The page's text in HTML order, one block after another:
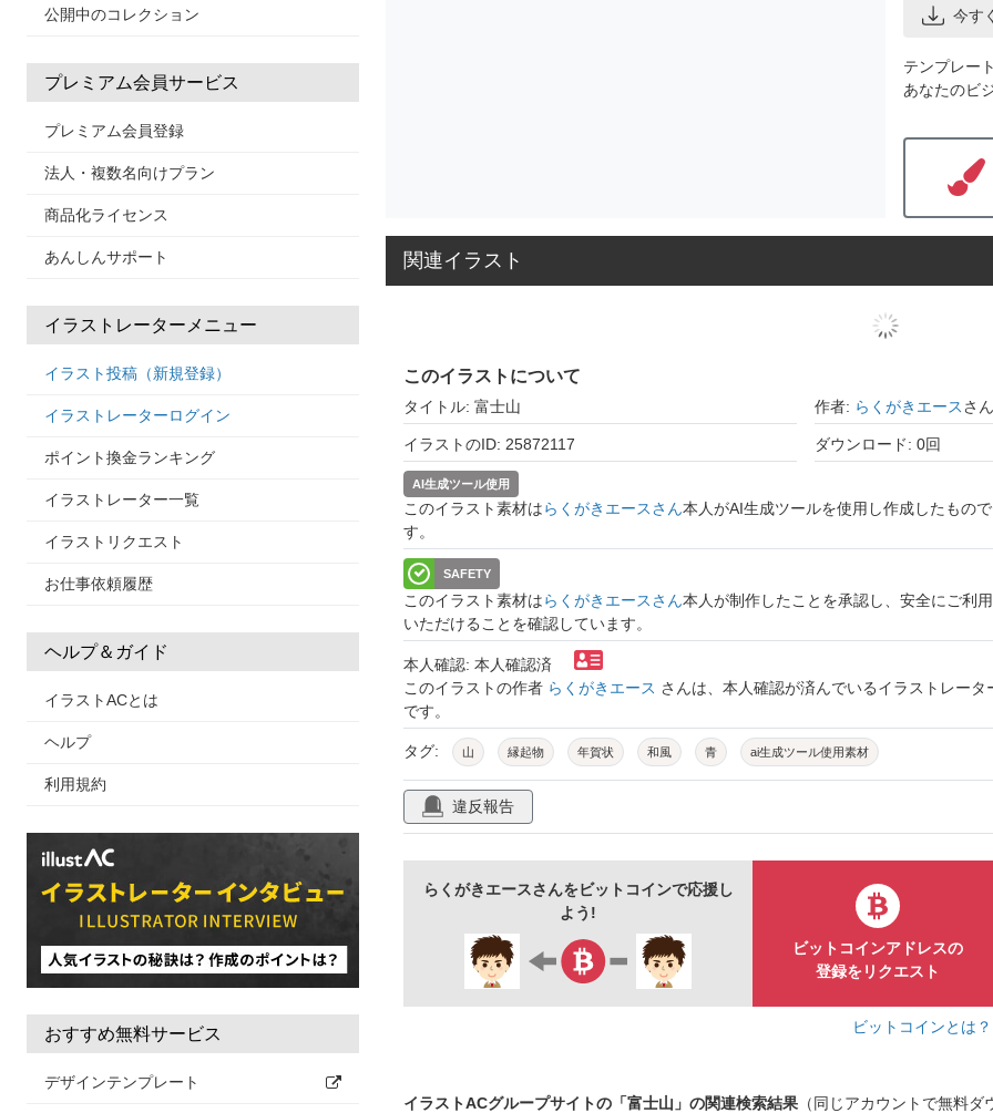
公開中のコレクション
プレミアム会員サービス
プレミアム会員登録
法人・複数名向けプラン
商品化ライセンス
あんしんサポート
イラストレーターメニュー
イラスト投稿（新規登録）
イラストレーターログイン
ポイント換金ランキング
イラストレーター一覧
イラストリクエスト
お仕事依頼履歴
ヘルプ＆ガイド
イラストACとは
ヘルプ
利用規約
おすすめ無料サービス
デザインテンプレート
今す
テンプレー
あなたのビ
関連イラスト
このイラストについて
タイトル: 富士山 作者: らくがきエースさん
イラストのID: 25872117 ダウンロード: 0回
AI生成ツール使用
このイラスト素材はらくがきエースさん本人がAI生成ツールを使用し作成したもので
す。
SAFETY
このイラスト素材はらくがきエースさん本人が制作したことを承認し、安全にご利用
いただけることを確認しています。
本人確認: 本人確認済
このイラストの作者 らくがきエース さんは、本人確認が済んでいるイラストレータ
です。
タグ: 山 縁起物 年賀状 和風 青 ai生成ツール使用素材
違反報告
らくがきエースさんをビットコインで応援し
よう!
ビットコインアドレスの
登録をリクエスト
ビットコインとは
イラストACグループサイトの「富士山」の関連検索結果 （同じアカウントで無料